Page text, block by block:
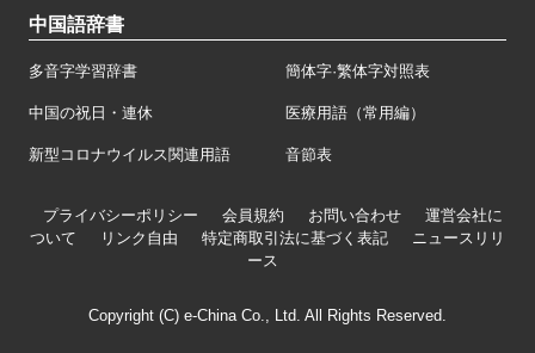
中国語辞書
多音字学習辞書 簡体字·繁体字対照表
中国の祝日・連休 医療用語（常用編）
新型コロナウイルス関連用語 音節表
プライバシーポリシー 会員規約 お問い合わせ
運営会社に
ついて
リンク自由 特定商取引法に基づく表記
ニュースリリ
ース
Copyright (C) e-China Co., Ltd. All Rights Reserved.